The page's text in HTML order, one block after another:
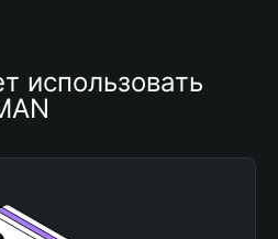
использовать